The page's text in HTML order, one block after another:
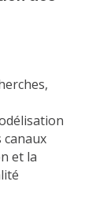
et la